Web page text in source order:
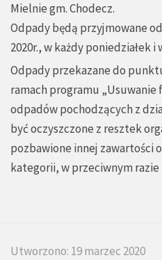
Mielnie gm. Chodecz.
Odpady będą przyjmowane od
2020r., w każdy poniedziałek
Odpady przekazane do
ramach programu
odpadów pochodzących z
być oczyszczone z resztek
pozbawione innej zawartości
kategorii, w przeciwnym
Utworzono: 19 marzec 2020